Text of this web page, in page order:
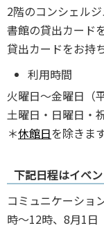
2階のコンシェル
書館の貸出カード
貸出カードをお持
利⽤時間
⽕曜⽇〜⾦曜⽇（
⼟曜⽇‧⽇曜⽇‧
＊休館⽇を除きま
下記日程はイベ
コミュニケーショ
時〜12時、8月1日